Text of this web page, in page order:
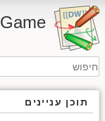
Game
תוכן עניינים